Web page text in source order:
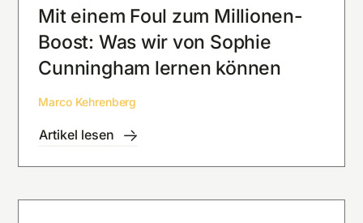
Mit einem Foul zum Millionen-
Boost: Was wir von Sophie
Cunningham lernen können
Marco Kehrenberg
Artikel lesen